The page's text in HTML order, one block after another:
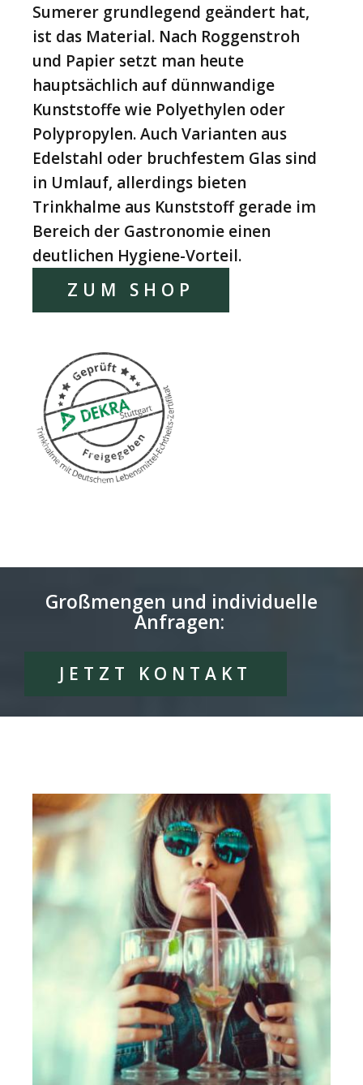
Sumerer grundlegend geändert hat,
ist das Material. Nach Roggenstroh
und Papier setzt man heute
hauptsächlich auf dünnwandige
Kunststoffe wie Polyethylen oder
Polypropylen. Auch Varianten aus
Edelstahl oder bruchfestem Glas sind
in Umlauf, allerdings bieten
Trinkhalme aus Kunststoff gerade im
Bereich der Gastronomie einen
deutlichen Hygiene-Vorteil.
ZUM SHOP
Großmengen und individuelle
Anfragen:
JETZT KONTAKT